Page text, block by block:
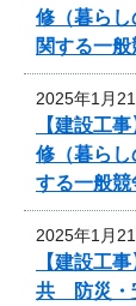
修（暮ら
関する一
2025年1月
【建設工
修（暮らし
する一般
2025年1月
【建設工
共 防災・